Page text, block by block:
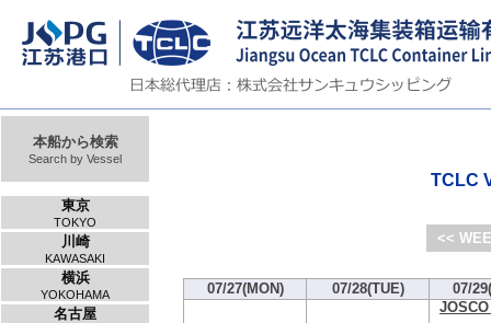
本船から検索
Search by Vessel
東京
TOKYO
川崎
KAWASAKI
横浜
YOKOHAMA
名古屋
TCLC
<<
07/27(MON) 07/28(TUE)
07/